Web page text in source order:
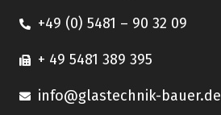
+49 (0) 5481 – 90 32 09
+ 49 5481 389 395
info@glastechnik-bauer.de